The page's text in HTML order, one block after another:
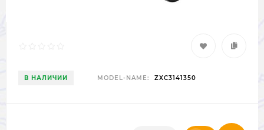
В НАЛИЧИИ MODEL-NAME: ZXC3141350